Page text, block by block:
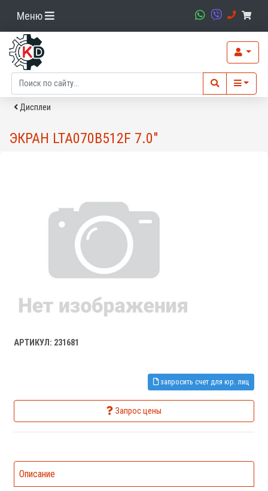
Меню
Дисплеи
ЭКРАН LTA070B512F 7.0"
АРТИКУЛ: 231681
запросить счет для юр. лиц
Запрос цены
Описание